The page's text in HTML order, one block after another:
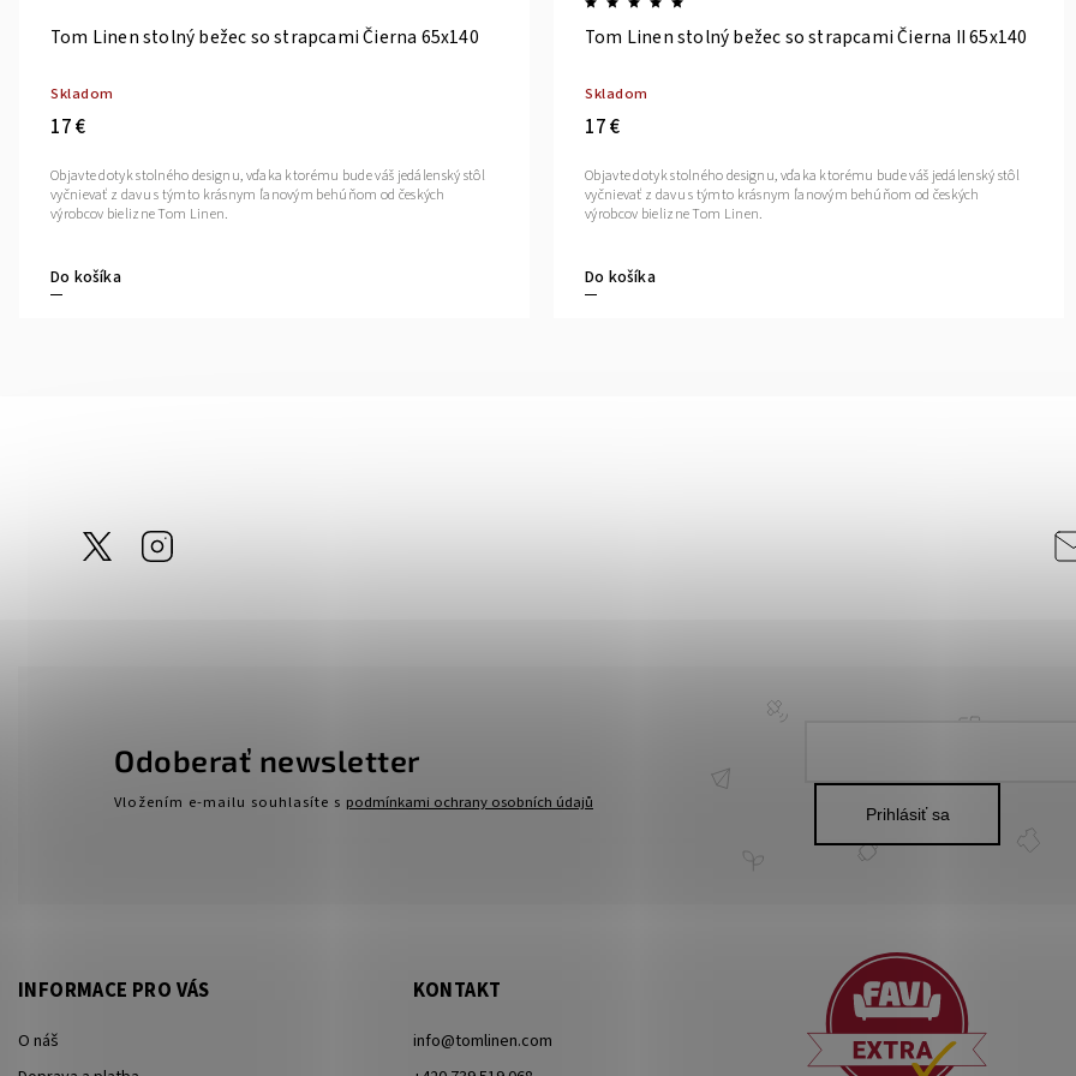
Tom Linen stolný bežec so strapcami Čierna 65x140
Skladom
17 €
Do košíka
Objavte dotyk stolného designu, vďaka ktorému bude váš jedálenský stôl
vyčnievať z davu s týmto krásnym ľanovým behúňom od českých
výrobcov bielizne Tom Linen.
Tom Linen stolný bežec so strapcami Čierna II 65x140
Skladom
17 €
Do košíka
Objavte dotyk stolného designu, vďaka ktorému bude váš jedálenský stôl
vyčnievať z davu s týmto krásnym ľanovým behúňom od českých
výrobcov bielizne Tom Linen.
@tom_linen
INFORMACE PRO VÁS
O náš
Odoberať newsletter
Vložením e-mailu souhlasíte s podmínkami ochrany osobních údajů
Prihlásiť sa
KONTAKT
info@tomlinen.com